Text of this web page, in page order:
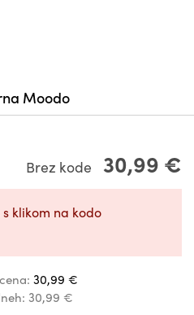
Moodo
Brez kode 30,99 €
klikom na kodo
30,99 €
30,99 €